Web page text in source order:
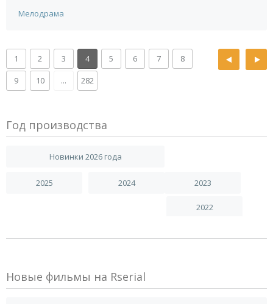
Мелодрама
1 2 3 4 5 6 7
8
9
10 ... 282
Год производства
Новинки 2026 года
2025 2024 2023
2022
Новые фильмы на Rserial